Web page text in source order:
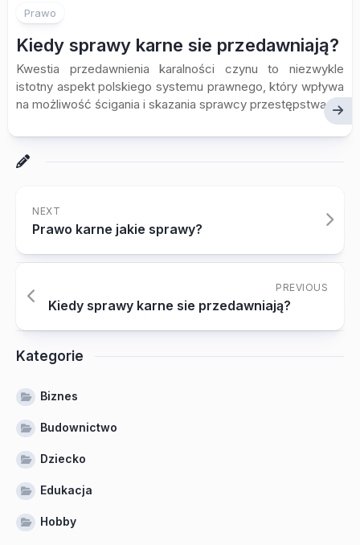
Prawo
Kiedy sprawy karne sie przedawniają?
Kwestia przedawnienia karalności czynu to niezwykle
istotny aspekt polskiego systemu prawnego, który wpływa
na możliwość ścigania i skazania sprawcy przestępstwa....
NEXT
Prawo karne jakie sprawy?
PREVIOUS
Kiedy sprawy karne sie przedawniają?
Kategorie
Biznes
Budownictwo
Dziecko
Edukacja
Hobby